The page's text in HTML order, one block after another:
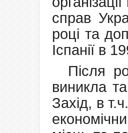
справ
році та
Іспанії в
Піcля
виникла
Захід, в